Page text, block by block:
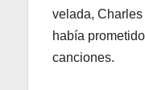
velada,
había
canciones.